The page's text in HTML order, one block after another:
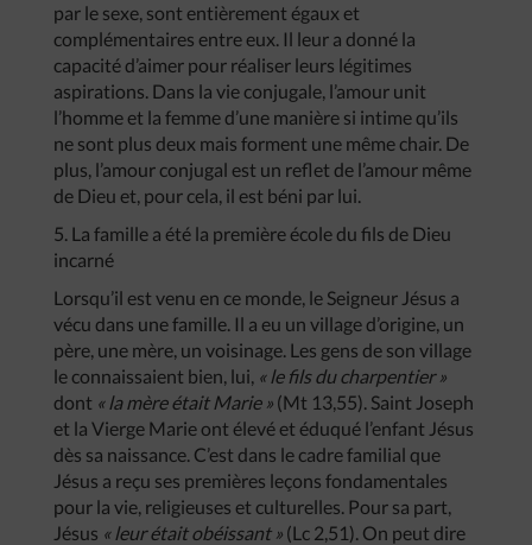
par le sexe, sont entièrement égaux et
complémentaires entre eux. Il leur a donné la
capacité d’aimer pour réaliser leurs légitimes
aspirations. Dans la vie conjugale, l’amour unit
l’homme et la femme d’une manière si intime qu’ils
ne sont plus deux mais forment une même chair. De
plus, l’amour conjugal est un reflet de l’amour même
de Dieu et, pour cela, il est béni par lui.
5. La famille a été la première école du fils de Dieu
incarné
Lorsqu’il est venu en ce monde, le Seigneur Jésus a
vécu dans une famille. Il a eu un village d’origine, un
père, une mère, un voisinage. Les gens de son village
le connaissaient bien, lui, « le fils du charpentier »
dont « la mère était Marie » (Mt 13,55). Saint Joseph
et la Vierge Marie ont élevé et éduqué l’enfant Jésus
dès sa naissance. C’est dans le cadre familial que
Jésus a reçu ses premières leçons fondamentales
pour la vie, religieuses et culturelles. Pour sa part,
Jésus « leur était obéissant » (Lc 2,51). On peut dire